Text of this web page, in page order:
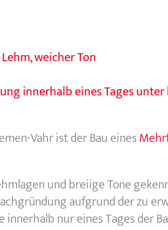
weicher Ton
innerhalb eines Tages
Vahr ist der Bau eines
und breiige Tone
aufgrund der zu
nur eines Tages der